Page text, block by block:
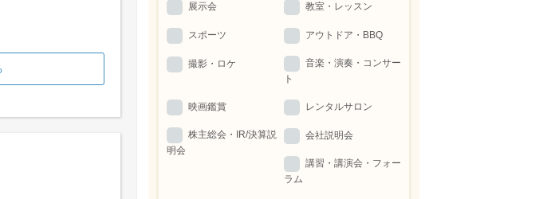
展示会 教室・レッスン
スポーツ アウトドア・BBQ
撮影・ロケ
音楽・演奏・コンサー
ト
映画鑑賞 レンタルサロン
株主総会・IR/決算説
明会
会社説明会
講習・講演会・フォー
ラム